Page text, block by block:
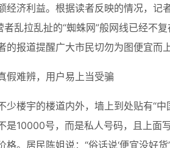
经济利益。根据读者反映的情况，
者乱拉乱扯的“蜘蛛网”般网线已经不
的报道提醒广大市民切勿为图便宜而
假难辨，用户易上当受骗
少楼宇的楼道内外，墙上到处贴有“
是10000号，而是私人号码，且上面
格。居民陈姐说：“俗话说‘便宜没好